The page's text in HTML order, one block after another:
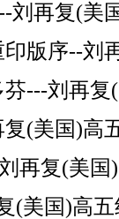
刘再复(美
版序--刘
---刘再复
(美国)高
再复(美
(美国)高